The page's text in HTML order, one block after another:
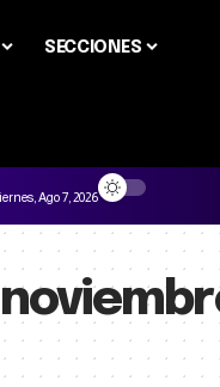
SECCIONES
Ago 7, 2026